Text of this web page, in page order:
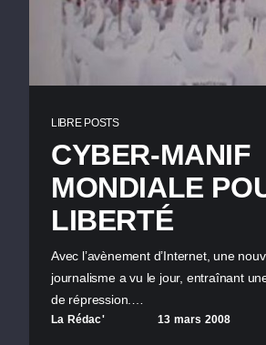
LIBRE POSTS
CYBER-MANIF
MONDIALE
LIBERTÉ
Avec l’avènement d’Internet, une
journalisme a vu le jour, entraînant
de répression.…
La Rédac' 13 mars 2008